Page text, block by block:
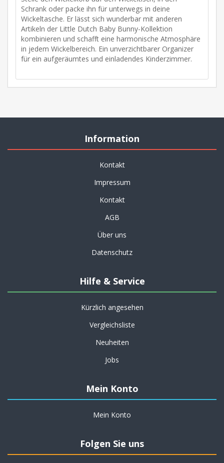
Schrank oder packe ihn für unterwegs in deine
Wickeltasche. Er lässt sich wunderbar mit anderen
Artikeln der Little Dutch Baby Bunny-Kollektion
kombinieren und schafft eine harmonische Atmosphäre
in jedem Wickelbereich. Ein unverzichtbarer Organizer
für ein aufgeräumtes und einladendes Kinderzimmer.
Information
Kontakt
Impressum
Kontakt
AGB
Über uns
Datenschutz
Hilfe & Service
Kürzlich angesehen
Vergleichsliste
Neuheiten
Jobs
Mein Konto
Mein Konto
Folgen Sie uns